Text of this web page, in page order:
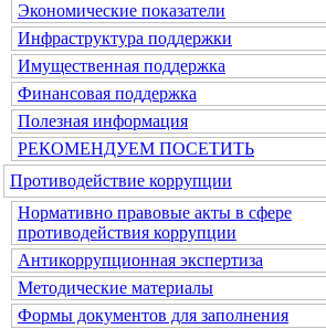
Экономические показатели
Инфраструктура поддержки
Имущественная поддержка
Финансовая поддержка
Полезная информация
РЕКОМЕНДУЕМ ПОСЕТИТЬ
Противодействие коррупции
Нормативно правовые акты в сфере
противодействия коррупции
Антикоррупционная экспертиза
Методические материалы
Формы документов для заполнения